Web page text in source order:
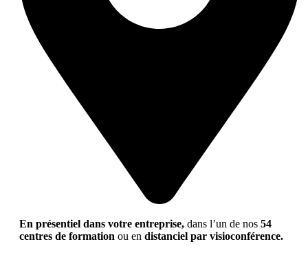
En présentiel dans votre entreprise, dans l’un de nos 54
centres de formation ou en distanciel par visioconférence.